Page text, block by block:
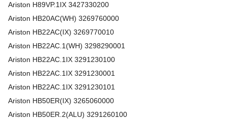
Ariston H89VP.1IX 3427330200
Ariston HB20AC(WH) 3269760000
Ariston HB22AC(IX) 3269770010
Ariston HB22AC.1(WH) 3298290001
Ariston HB22AC.1IX 3291230100
Ariston HB22AC.1IX 3291230001
Ariston HB22AC.1IX 3291230101
Ariston HB50ER(IX) 3265060000
Ariston HB50ER.2(ALU) 3291260100